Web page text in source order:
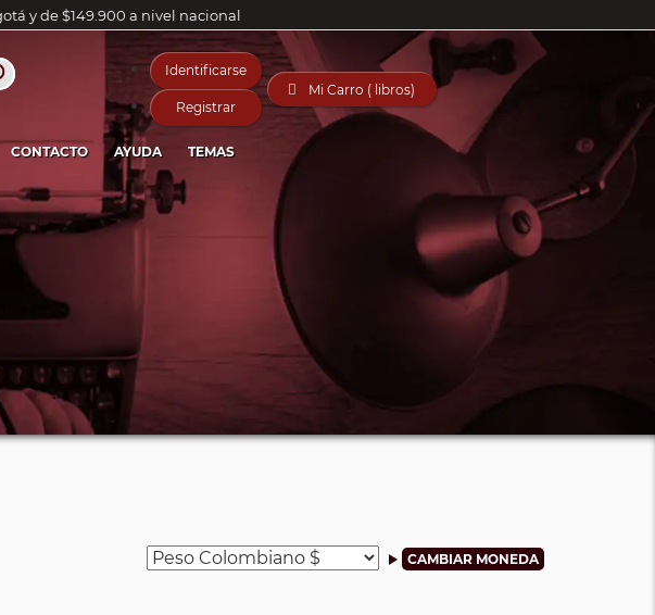
y de $149.900 a nivel nacional
Identificarse
Registrar
 Mi Carro ( libros)
CONTACTO AYUDA TEMAS